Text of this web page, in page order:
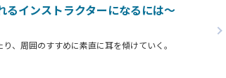
るインストラクターになるには～
、周囲のすすめに素直に耳を傾けていく。
が、今に繋がっているとお話してくださったヨガ講
さんが取られた行動とは？